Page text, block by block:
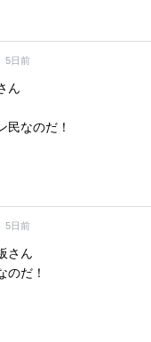
5日前
ん
民なのだ！
5日前
さん
のだ！